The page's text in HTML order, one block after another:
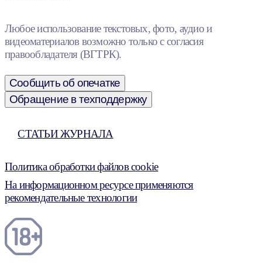
Любое использование текстовых, фото, аудио и
видеоматериалов возможно только с согласия
правообладателя (ВГТРК).
Сообщить об опечатке
Обращение в техподдержку
СТАТЬИ ЖУРНАЛА
Политика обработки файлов cookie
На информационном ресурсе применяются
рекомендательные технологии